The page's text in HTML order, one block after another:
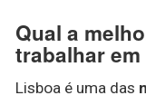
Qual a
trabalhar
Lisboa é uma das